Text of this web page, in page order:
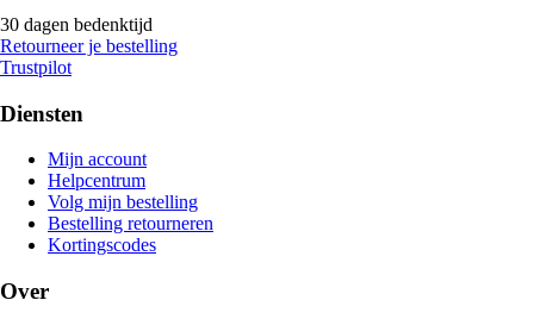
30 dagen bedenktijd
Retourneer je bestelling
Trustpilot
Diensten
Mijn account
Helpcentrum
Volg mijn bestelling
Bestelling retourneren
Kortingscodes
Over